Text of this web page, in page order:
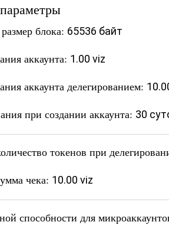
блока: 65536 байт
аккаунта: 1.00 viz
аккаунта делегированием:
при создании аккаунта: 30
токенов при
чека: 10.00 viz
способности для